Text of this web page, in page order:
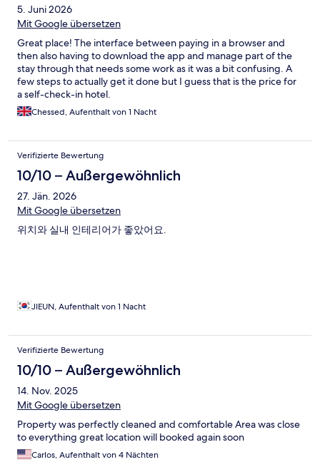
5. Juni 2026
Mit Google übersetzen
Great place! The interface between paying in a browser and
then also having to download the app and manage part of the
stay through that needs some work as it was a bit confusing. A
few steps to actually get it done but I guess that is the price for
a self-check-in hotel.
Chessed, Aufenthalt von 1 Nacht
Verifizierte Bewertung
10/10 – Außergewöhnlich
27. Jän. 2026
Mit Google übersetzen
위치와 실내 인테리어가 좋았어요.
JIEUN, Aufenthalt von 1 Nacht
Verifizierte Bewertung
10/10 – Außergewöhnlich
14. Nov. 2025
Mit Google übersetzen
Property was perfectly cleaned and comfortable Area was close
to everything great location will booked again soon
Carlos, Aufenthalt von 4 Nächten